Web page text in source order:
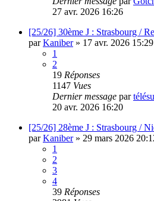
27 avr. 2026 16:26
[25/26] 30ème J : Strasbourg /
parKaniber» 17 avr. 2026 15:29
1
2
19 Réponses
1147 Vues
Dernier message par
20 avr. 2026 16:20
[25/26] 28ème J : Strasbourg /
parKaniber» 29 mars 2026
1
2
3
4
39 Réponses